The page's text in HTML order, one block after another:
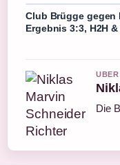
Club Brügge gegen
Ergebnis 3:3, H2H
Die